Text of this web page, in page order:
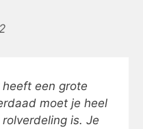
een grote
moet je heel
is. Je